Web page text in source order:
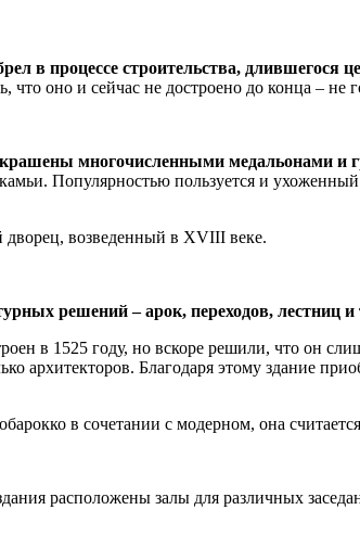
в процессе строительства, длившегося
что оно и сейчас не достроено до конца – не
многочисленными медальонами и
Популярностью пользуется и
возведенный в XVIII веке.
решений – арок, переходов, лестниц и
в 1525 году, но вскоре решили, что он
архитекторов. Благодаря этому здание
в сочетании с модерном, она
расположены залы для различных